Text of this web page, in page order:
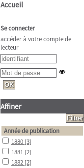
Accueil
Se connecter
accéder à votre compte de
lecteur
Affiner
Année de publication
1880 [3]
1881 [2]
1882 [2]